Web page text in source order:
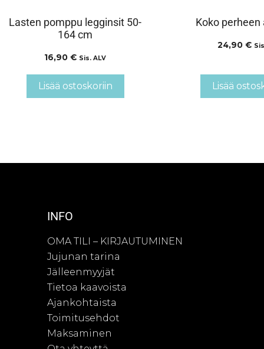
Lasten pomppu legginsit 50-
164 cm
16,90 € Sis. ALV
Lisää ostoskoriin
Koko perheen
24,90 €
Lisää
INFO
OMA TILI – KIRJAUTUMINEN
Jujunan tarina
Jälleenmyyjät
Tietoa kaavoista
Ajankohtaista
Toimitusehdot
Maksaminen